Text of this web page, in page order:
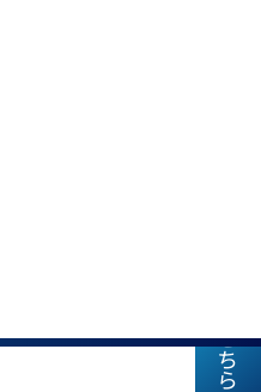
新着情報はこちら